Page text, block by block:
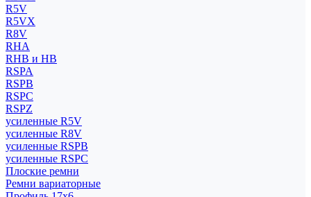
R5V
R5VX
R8V
RHA
RHB и HB
RSPA
RSPB
RSPC
RSPZ
усиленные R5V
усиленные R8V
усиленные RSPB
усиленные RSPC
Плоские ремни
Ремни вариаторные